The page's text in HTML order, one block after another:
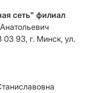
сеть" филиал
03 93, г. Минск, ул.